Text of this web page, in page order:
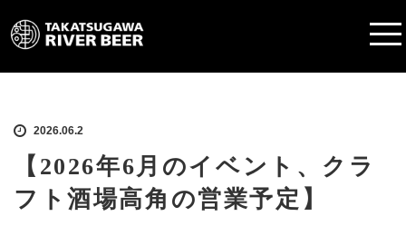
2026.06.2
【2026年6月のイベント、クラ
フト酒場高角の営業予定】